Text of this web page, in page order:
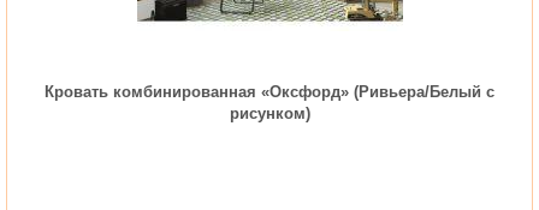
Кровать комбинированная «Оксфорд» (Ривьера/Белый с
рисунком)